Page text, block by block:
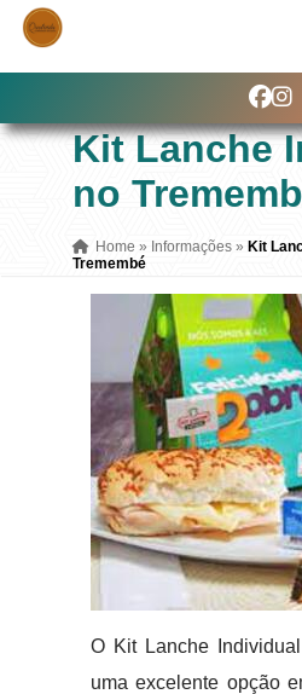
Kit Lanche
no
Home » Informações » Kit
Tremembé
O Kit Lanche
uma excelente opção